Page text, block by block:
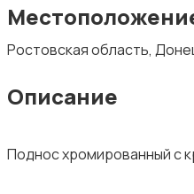
Ростовская область,
Описание
Поднос хромированный с